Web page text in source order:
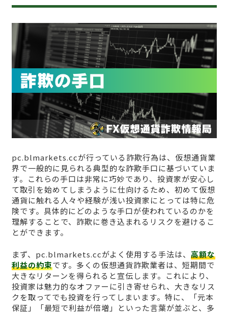
pc.blmarkets.ccが行っている詐欺行為は、仮想通貨業
界で一般的に見られる典型的な詐欺手口に基づいていま
す。これらの手口は非常に巧妙であり、投資家が安心し
て取引を始めてしまうように仕向けるため、初めて仮想
通貨に触れる人々や経験が浅い投資家にとっては特に危
険です。具体的にどのような手口が使われているのかを
理解することで、詐欺に巻き込まれるリスクを避けるこ
とができます。
まず、pc.blmarkets.ccがよく使用する手法は、 高額な
利益の約束です。多くの仮想通貨詐欺業者は、短期間で
大きなリターンを得られると宣伝します。これにより、
投資家は魅力的なオファーに引き寄せられ、大きなリス
クを取ってでも投資を行ってしまいます。特に、「元本
保証」「最短で利益が倍増」といった言葉が並ぶと、多